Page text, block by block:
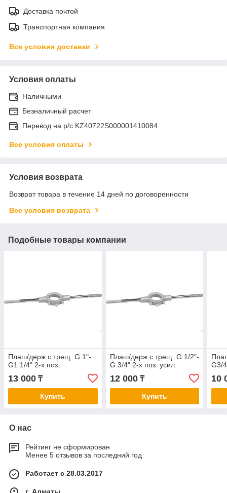
Доставка почтой
Транспортная компания
Все условия доставки
Условия оплаты
Наличными
Безналичный расчет
Перевод на р/с KZ40722S000001410084
Все условия оплаты
Условия возврата
Возврат товара в течение 14 дней по договоренности
Все условия возврата
Подобные товары компании
Плаш/держ.с трещ. G 1"-
G1 1/4" 2-х поз.
13 000 ₸
Купить
Плаш/держ.с трещ. G 1/2"-
G 3/4" 2-х поз. усил.
12 000₸
Купить
G3/
10
О нас
Рейтинг не сформирован
Менее 5 отзывов за последний год
Работает с 28.03.2017